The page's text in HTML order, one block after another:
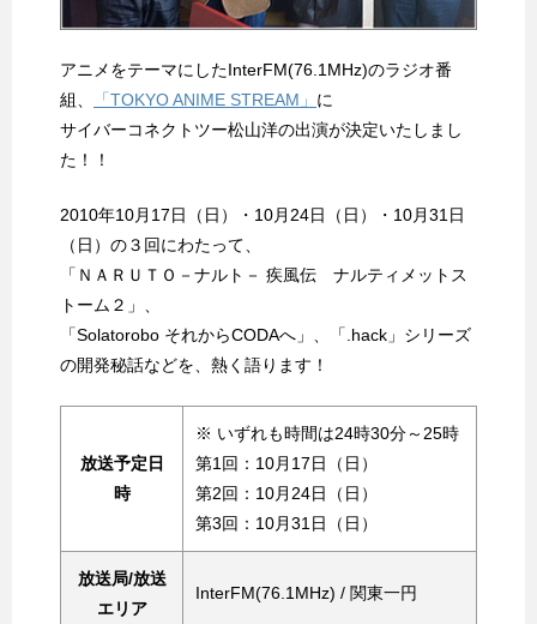
アニメをテーマにしたInterFM(76.1MHz)のラジオ番
組、
「TOKYO ANIME STREAM」 に
サイバーコネクトツー松山洋の出演が決定いたしまし
た！！
2010年10月17日（日）・10月24日（日）・10月31日
（日）の３回にわたって、
「ＮＡＲＵＴＯ－ナルト－ 疾風伝 ナルティメットス
トーム２」、
「Solatorobo それからCODAへ」、「.hack」シリーズ
の開発秘話などを、熱く語ります！
放送予定日
時
※ いずれも時間は24時30分～25時
第1回：10月17日（日）
第2回：10月24日（日）
第3回：10月31日（日）
放送局/放送
エリア
InterFM(76.1MHz) / 関東一円